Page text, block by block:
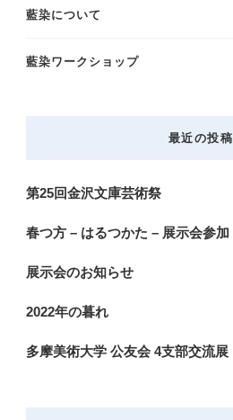
藍染について
藍染ワークショップ
最近の投稿
第25回金沢文庫芸術祭
春つ方 – はるつかた – 展示会参加
展示会のお知らせ
2022年の暮れ
多摩美術大学 公友会 4支部交流展